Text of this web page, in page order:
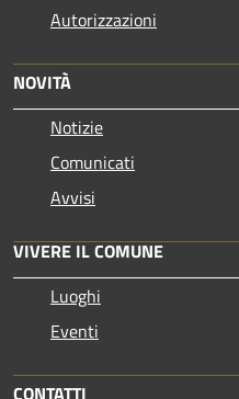
Autorizzazioni
NOVITÀ
Notizie
Comunicati
Avvisi
VIVERE IL COMUNE
Luoghi
Eventi
CONTATTI